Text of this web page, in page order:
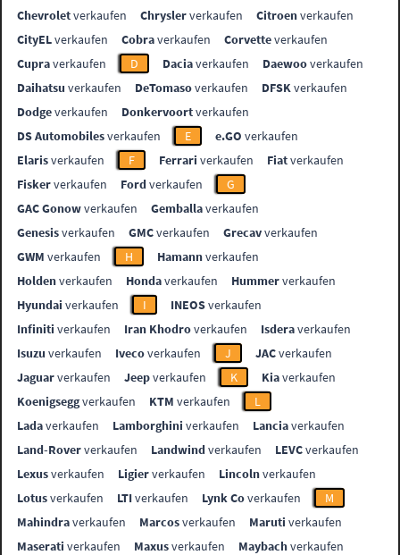
Chevroletverkaufen Chryslerverkaufen Citroenverkaufen
CityELverkaufen Cobraverkaufen Corvetteverkaufen
Cupraverkaufen D Daciaverkaufen Daewooverkaufen
Daihatsu verkaufen DeTomasoverkaufen DFSKverkaufen
Dodgeverkaufen Donkervoortverkaufen
DS Automobilesverkaufen E e.GO verkaufen
Elarisverkaufen F Ferrari verkaufen Fiatverkaufen
Fiskerverkaufen Fordverkaufen
G
GAC Gonowverkaufen Gemballaverkaufen
Genesisverkaufen GMCverkaufen Grecavverkaufen
GWM verkaufen H Hamannverkaufen
Holdenverkaufen Hondaverkaufen Hummerverkaufen
Hyundai verkaufen I INEOSverkaufen
Infiniti verkaufen Iran Khodroverkaufen Isderaverkaufen
Isuzu verkaufen Ivecoverkaufen J JACverkaufen
Jaguarverkaufen Jeepverkaufen K Kiaverkaufen
Koenigseggverkaufen KTM verkaufen
L
Ladaverkaufen Lamborghini verkaufen Lanciaverkaufen
Land-Roververkaufen Landwindverkaufen LEVCverkaufen
Lexusverkaufen Ligierverkaufen Lincolnverkaufen
Lotusverkaufen LTIverkaufen Lynk Coverkaufen
M
Mahindraverkaufen Marcosverkaufen Maruti verkaufen
Maserati verkaufen Maxusverkaufen Maybachverkaufen